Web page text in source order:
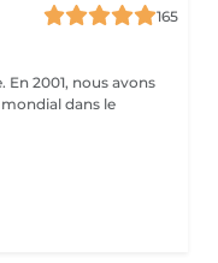
165
nous avons
dans le